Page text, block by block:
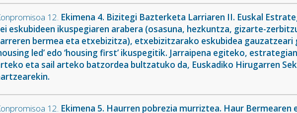
12. Ekimena 4. Bizitegi Bazterketa Larriaren II. Euskal
eskubideen ikuspegiaren arabera (osasuna, hezkuntza, gizarte-
bermea eta etxebizitza), etxebizitzarako eskubidea gauzatzeari
led’ edo ‘housing first’ ikuspegitik. Jarraipena egiteko,
eta sail arteko batzordea bultzatuko da, Euskadiko Hirugarren
12. Ekimena 5. Haurren pobrezia murriztea. Haur